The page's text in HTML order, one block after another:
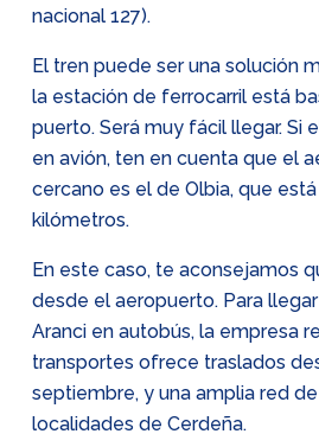
nacional 127).
El tren puede ser una solución
la estación de ferrocarril está
puerto. Será muy fácil llegar. Si
en avión, ten en cuenta que el
cercano es el de Olbia, que
kilómetros.
En este caso, te aconsejamos
desde el aeropuerto. Para
Aranci en autobús, la empresa
transportes ofrece traslados
septiembre, y una amplia red
localidades de Cerdeña.